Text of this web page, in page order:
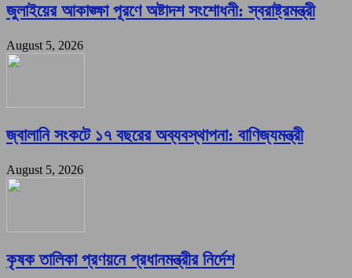
জুলাইয়ের আকাঙ্ক্ষা পূরণে অষ্টাদশ সংশোধনী: স্বরাষ্ট্রমন্ত্রী
August 5, 2026
জ্বালানি সংকটে ১৭ বছরের অব্যবস্থাপনা: বাণিজ্যমন্ত্রী
August 5, 2026
কৃষক তালিকা প্রণয়নে প্রধানমন্ত্রীর নির্দেশ